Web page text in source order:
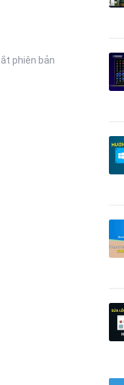
phiên bản